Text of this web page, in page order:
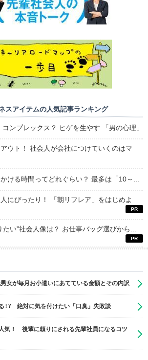
スアイテムの人気記事ランキング
ンプレックス？ ヒゲを生やす 「男の心理」
ウト！ 社会人が会社につけていくのはマ
ける時間ってどれぐらい？ 最多は「10～...
にぴったり！ 「朝リフレア」をはじめよ
たい”社会人像は？ お仕事バッグ選びから...
女が毎月お小遣いにあてている金額とその内訳
!? 絶対に気を付けたい「口臭」失敗談
気！ 後輩に頼りにされる先輩社員になるコツ